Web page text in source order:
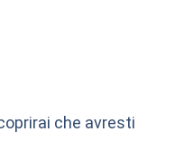
che avresti